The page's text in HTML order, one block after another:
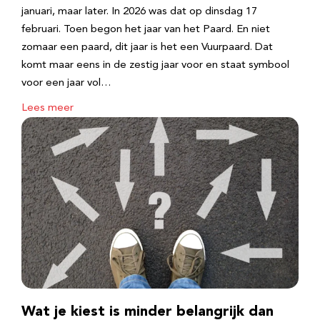
januari, maar later. In 2026 was dat op dinsdag 17
februari. Toen begon het jaar van het Paard. En niet
zomaar een paard, dit jaar is het een Vuurpaard. Dat
komt maar eens in de zestig jaar voor en staat symbool
voor een jaar vol…
Lees meer
Wat je kiest is minder belangrijk dan